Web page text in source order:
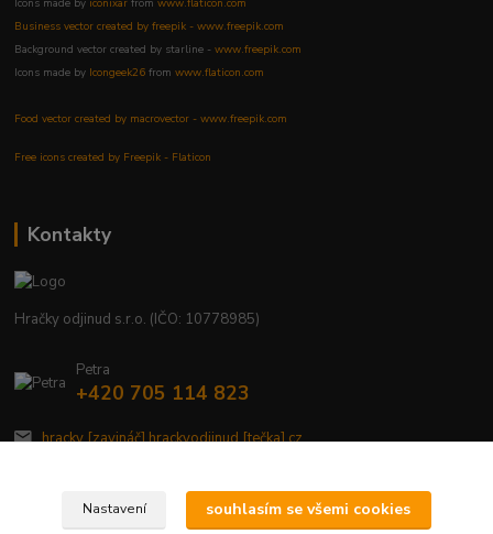
Business vector created by freepik - www.freepik.com
Background vector created by starline -www.freepik.com
Icons made by Icongeek26 fromwww.flaticon.com
Food vector created by macrovector - www.freepik.com
Free icons created by Freepik - Flaticon
Kontakty
Hračky odjinud s.r.o. (IČO: 10778985)
Petra
+420 705 114 823
hracky [zavináč] hrackyodjinud [tečka] cz
Nastavení souhlasím se všemi cookies